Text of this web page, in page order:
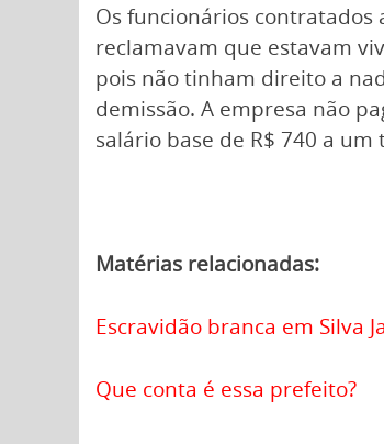
Os funcionários contratados
reclamavam que estavam
pois não tinham direito a
demissão. A empresa não
salário base de R$ 740 a
Matérias relacionadas:
Escravidão branca em Silva
Que conta é essa prefeito?